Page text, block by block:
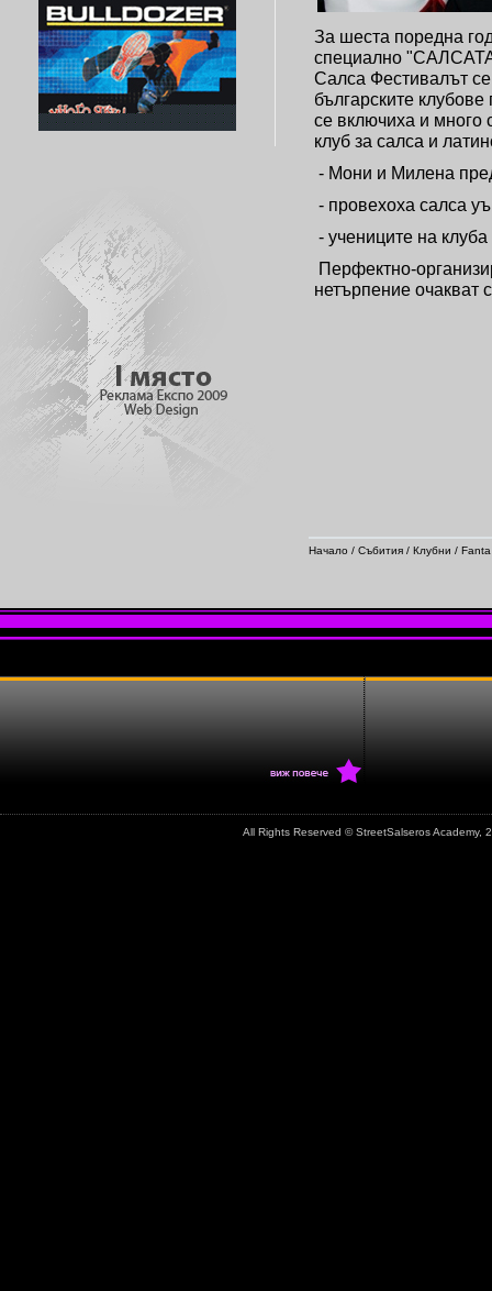
За шеста поредна
специално
Салса Фестивалът
българските
се включиха и много
клуб за салса и
- Мони и Милена
- провехоха салса
- учениците на
Перфектно-
нетърпение
Начало / Събития / Клубни /
All Rights Reserved © StreetSalseros Academy,